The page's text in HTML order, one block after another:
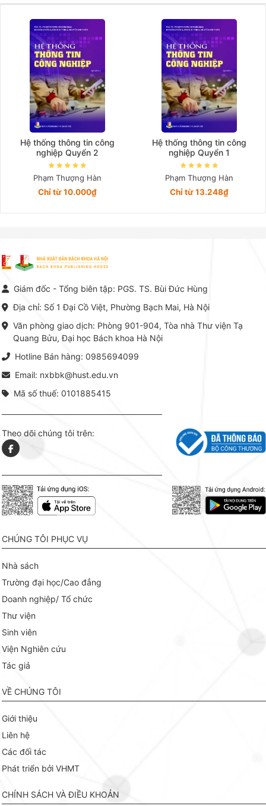
Giá thấp đần
Năm xuất bản
Mới nhất
Hệ thống thông tin công
nghiệp Quyển 2
Phạm Thượng Hàn
Chỉ từ 10.000₫
Hệ thống thông tin công
nghiệp Quyển 1
Phạm Thượng Hàn
Chỉ từ 13.248₫
Giám đốc - Tổng biên tập: PGS. TS. Bùi Đức Hùng
Địa chỉ: Số 1 Đại Cồ Việt, Phường Bạch Mai, Hà Nội
Văn phòng giao dịch: Phòng 901-904, Tòa nhà Thư viện Tạ
Quang Bửu, Đại học Bách khoa Hà Nội
Hotline Bán hàng: 0985694099
Email: nxbbk@hust.edu.vn
Mã số thuế: 0101885415
Theo dõi chúng tôi trên:
CHÚNG TÔI PHỤC VỤ
Nhà sách
Trường đại học/Cao đẳng
Doanh nghiệp/ Tổ chức
Thư viện
Sinh viên
Viện Nghiên cứu
Tác giả
VỀ CHÚNG TÔI
Giới thiệu
Liên hệ
Các đối tác
Phát triển bởi VHMT
CHÍNH SÁCH VÀ ĐIỀU KHOẢN